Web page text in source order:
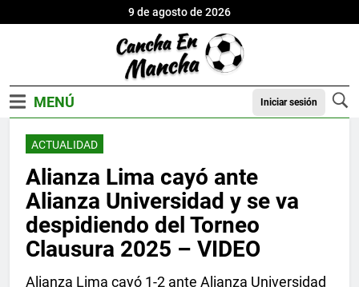
9 de agosto de 2026
Iniciar sesión
ACTUALIDAD
Alianza Lima cayó ante
Alianza Universidad y se va
despidiendo del Torneo
Clausura 2025 – VIDEO
Alianza Lima cayó 1-2 ante Alianza Universidad